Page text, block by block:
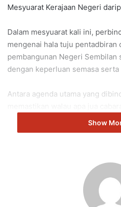
Mesyuarat Kerajaan Negeri
Dalam mesyuarat kali ini,
mengenai hala tuju pentadbiran
pembangunan Negeri Sembilan
dengan keperluan semasa
Antara agenda utama yang
kebajikan rakyat serta
keutamaan dan dilaksanakan
Kerajaan Negeri akan
mesyuarat berakhir bagi
semasa kepada pihak media.
Show